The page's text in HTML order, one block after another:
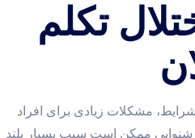
تکلم
مشکلات زیادی برای افراد
شنوایی ممکن است سبب بسیار بلند